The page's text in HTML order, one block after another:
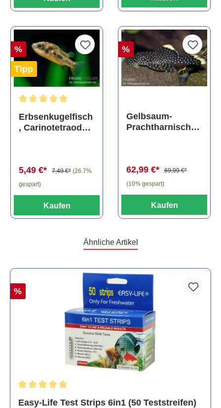
%
Tipp
Durchschnittliche Bewertung von 5 von 5 Sternen
Erbsenkugelfisch
, Carinotetraodon
5,49 €* 7,49 €* (26.7%
gespart)
Kaufen
%
Gelbsaum-
Prachtharnischw
62,99 €*
69,99 €*
(10% gespart)
Kaufen
Ähnliche Artikel
%
Easy-Life Test Strips 6in1 (50 Teststreifen)